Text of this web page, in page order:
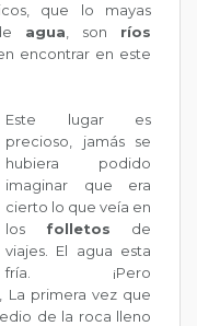
que lo mayas
agua , son ríos
encontrar en este
Este lugar es
precioso, jamás se
hubiera podido
imaginar que era
cierto lo que veía en
los folletos de
viajes. El agua esta
fría. ¡Pero
La primera vez que
de la roca lleno